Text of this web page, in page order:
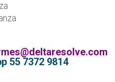
55 7372 9814